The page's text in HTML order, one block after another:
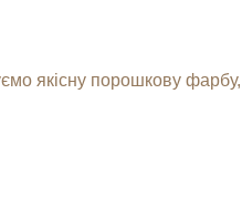
якісну порошкову фарбу,